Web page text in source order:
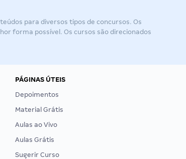
para diversos tipos de concursos. Os
forma possível. Os cursos são direcionados
PÁGINAS ÚTEIS
Depoimentos
Material Grátis
Aulas ao Vivo
Aulas Grátis
Sugerir Curso